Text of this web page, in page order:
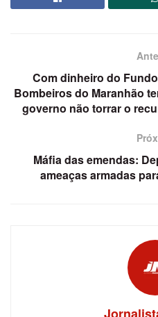
Com dinheiro do
Bombeiros do Maranhão
governo não torrar o
Máfia das emendas:
ameaças armadas